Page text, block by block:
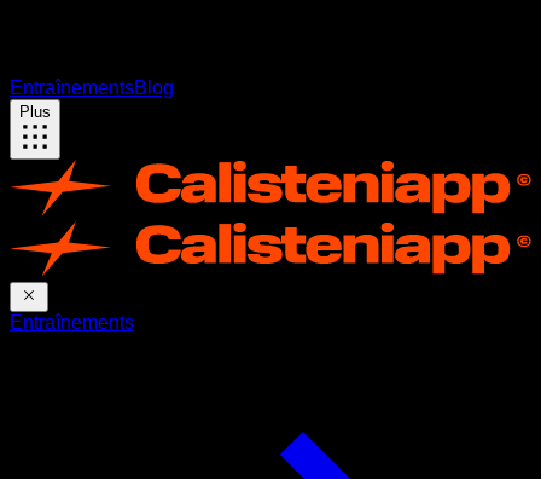
EntraînementsBlog
Plus
Entraînements